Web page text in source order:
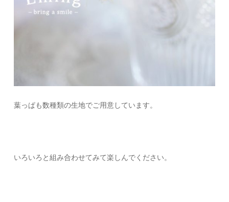
葉っぱも数種類の生地でご用意しています。
いろいろと組み合わせてみて楽しんでください。